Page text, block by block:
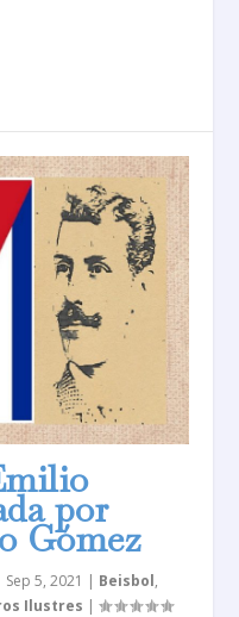
por
Gómez
Sep 5, 2021 | Beisbol,
Ilustres |